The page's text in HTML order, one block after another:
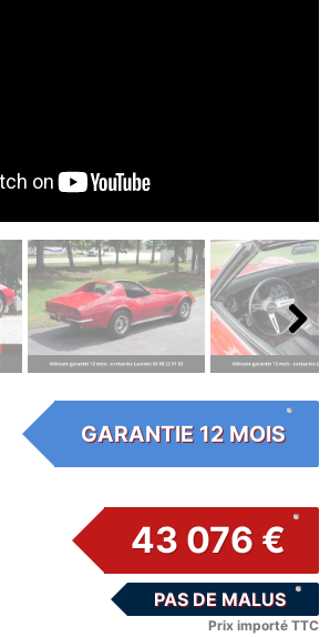
Next
GARANTIE 12 MOIS
43 076 €
PAS DE MALUS
Prix importé TTC